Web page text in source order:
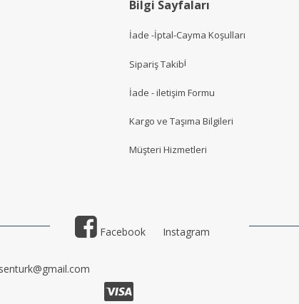
Bilgi Sayfaları
İade -İptal-Cayma Koşulları
Sipariş Takibi
İade - iletişim Formu
Kargo ve Taşıma Bilgileri
Müşteri Hizmetleri
Facebook Instagram